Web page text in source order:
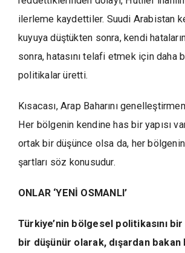
ilerleme kaydettiler. Suudi Arabistan
kuyuya düştükten sonra, kendi
sonra, hatasını telafi etmek için daha
politikalar üretti.
Kısacası, Arap Baharını
Her bölgenin kendine has bir yapısı
ortak bir düşünce olsa da, her
şartları söz konusudur.
ONLAR ‘YENİ OSMANLI’
Türkiye’nin bölgesel politikasını
bir düşünür olarak, dışardan